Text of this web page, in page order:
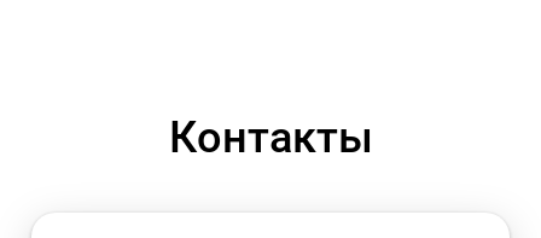
Контакты